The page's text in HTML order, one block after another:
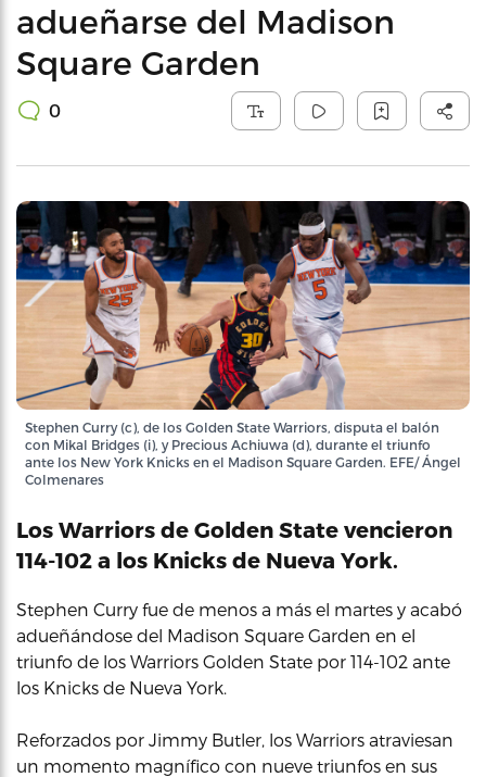
adueñarse del Madison
Square Garden
0
Stephen Curry (c), de los Golden State Warriors, disputa el balón
con Mikal Bridges (i), y Precious Achiuwa (d), durante el triunfo
ante los New York Knicks en el Madison Square Garden. EFE/ Ángel
Colmenares
Los Warriors de Golden State vencieron
114-102 a los Knicks de Nueva York.
Stephen Curry fue de menos a más el martes y acabó
adueñándose del Madison Square Garden en el
triunfo de los Warriors Golden State por 114-102 ante
los Knicks de Nueva York.
Reforzados por Jimmy Butler, los Warriors atraviesan
un momento magnífico con nueve triunfos en sus